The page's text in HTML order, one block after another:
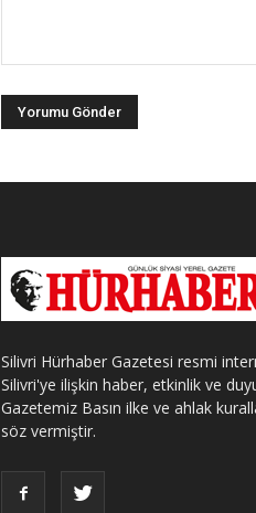
Silivri Hürhaber Gazetesi resmi
Silivri'ye ilişkin haber, etkinlik ve
Gazetemiz Basın ilke ve ahlak
söz vermiştir.